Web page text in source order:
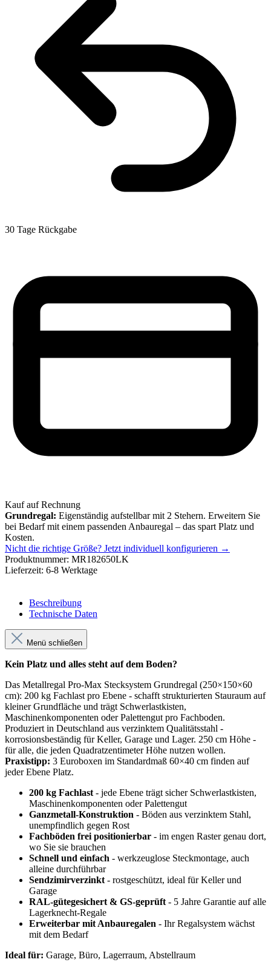
30 Tage Rückgabe
Kauf auf Rechnung
Grundregal: Eigenständig aufstellbar mit 2 Stehern. Erweitern Sie
bei Bedarf mit einem passenden Anbauregal – das spart Platz und
Kosten.
Nicht die richtige Größe? Jetzt individuell konfigurieren →
Produktnummer: MR182650LK
Lieferzeit: 6-8 Werktage
Beschreibung
Technische Daten
Menü schließen
Kein Platz und alles steht auf dem Boden?
Das Metallregal Pro-Max Stecksystem Grundregal (250×150×60
cm): 200 kg Fachlast pro Ebene - schafft strukturierten Stauraum auf
kleiner Grundfläche und trägt Schwerlastkisten,
Maschinenkomponenten oder Palettengut pro Fachboden.
Produziert in Deutschland aus verzinktem Qualitätsstahl -
korrosionsbeständig für Keller, Garage und Lager. 250 cm Höhe -
für alle, die jeden Quadratzentimeter Höhe nutzen wollen.
Praxistipp: 3 Euroboxen im Standardmaß 60×40 cm finden auf
jeder Ebene Platz.
200 kg Fachlast- jede Ebene trägt sicher Schwerlastkisten,
Maschinenkomponenten oder Palettengut
Ganzmetall-Konstruktion - Böden aus verzinktem Stahl,
unempfindlich gegen Rost
Fachböden frei positionierbar - im engen Raster genau dort,
wo Sie sie brauchen
Schnell und einfach - werkzeuglose Steckmontage, auch
alleine durchführbar
Sendzimirverzinkt- rostgeschützt, ideal für Keller und
Garage
RAL-gütegesichert & GS-geprüft- 5 Jahre Garantie auf alle
Lagerknecht-Regale
Erweiterbar mit Anbauregalen - Ihr Regalsystem wächst
mit dem Bedarf
Ideal für: Garage, Büro, Lagerraum, Abstellraum